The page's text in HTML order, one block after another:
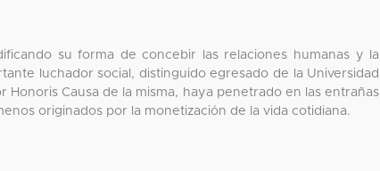
su forma de concebir las relaciones humanas y la
luchador social, distinguido egresado de la Universidad
Causa de la misma, haya penetrado en las entrañas
originados por la monetización de la vida cotidiana.